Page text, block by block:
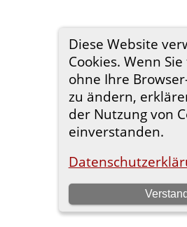
Diese Website
Cookies. Wenn
ohne Ihre
zu ändern,
der Nutzung von
einverstanden.